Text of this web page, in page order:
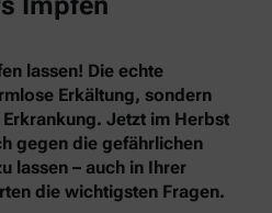
lassen! Die echte
Erkältung, sondern
Jetzt im Herbst
gegen die gefährlichen
lassen – auch in Ihrer
die wichtigsten Fragen.